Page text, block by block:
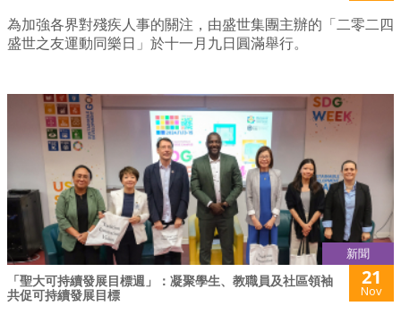
為加強各界對殘疾人事的關注，由盛世集團主辦的「二零二四
盛世之友運動同樂日」於十一月九日圓滿舉行。
新聞
「聖大可持續發展目標週」：凝聚學生、教職員及社區領袖
共促可持續發展目標
21
Nov